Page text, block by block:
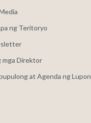
ng Teritoryo
mga Direktor
at Agenda ng Lupon